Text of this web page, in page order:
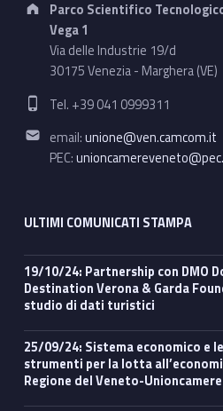
Parco Scientifico
Vega 1
Via delle Industrie 19/d
30175 Venezia - Marghera (VE)
Phone number:
Tel. +39 041 0999311
Email address:
email:unione@ven.camcom.it
PEC:
ULTIMI COMUNICATI STAMPA
19/10/24: Partnership con DMO Dolomiti Bellunesi e
Destination Verona & Garda
studio di dati turistici
25/09/24: Sistema economico e legalità, regole e
strumenti per la lotta
Regione del Veneto-